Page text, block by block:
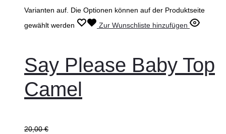
Varianten auf. Die Optionen können auf der Produktseite
gewählt werden
Zur Wunschliste hinzufügen
Say Please Baby Top
Camel
20,00€